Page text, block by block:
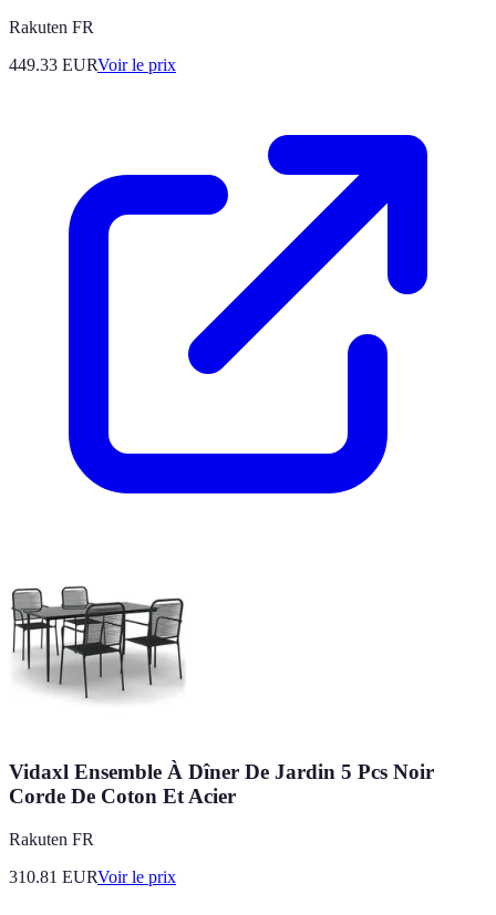
Rakuten FR
449.33 EURVoir le prix
Vidaxl Ensemble À Dîner De Jardin 5 Pcs Noir
Corde De Coton Et Acier
Rakuten FR
310.81 EURVoir le prix